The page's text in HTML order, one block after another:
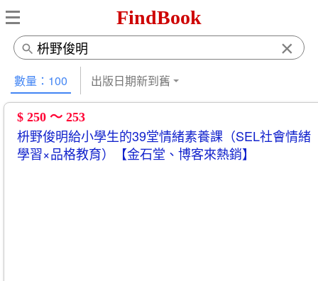
FindBook
×
數量：100 出版日期新到舊
$ 250 ～ 253
枡野俊明給小學生的39堂情緒素養課（SEL社會情緒
學習×品格教育）【金石堂、博客來熱銷】